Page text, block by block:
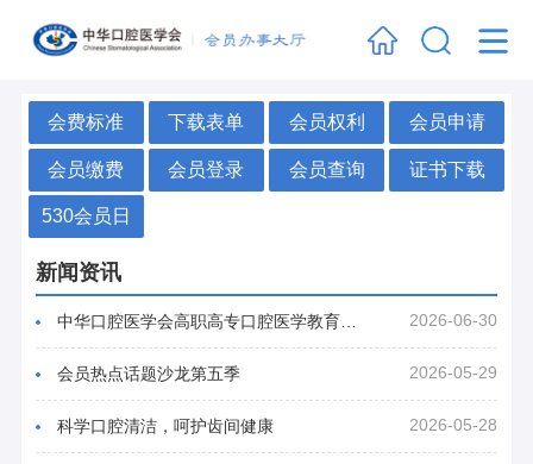
会费标准 下载表单 会员权利 会员申请
会员缴费 会员登录 会员查询 证书下载
530会员日
新闻资讯
中华口腔医学会高职高专口腔医学教育分会召开换届大会 2026-06-30
会员热点话题沙龙第五季 2026-05-29
科学口腔清洁，呵护齿间健康 2026-05-28